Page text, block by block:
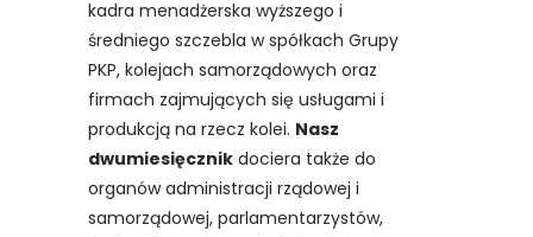
kadra menadżerska wyższego i
średniego szczebla w spółkach Grupy
PKP, kolejach samorządowych oraz
firmach zajmujących się usługami i
produkcją na rzecz kolei. Nasz
dwumiesięcznik dociera także do
organów administracji rządowej i
samorządowej, parlamentarzystów,